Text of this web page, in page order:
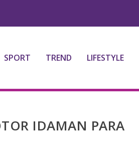
SPORT TREND LIFESTYLE
IDAMAN PARA